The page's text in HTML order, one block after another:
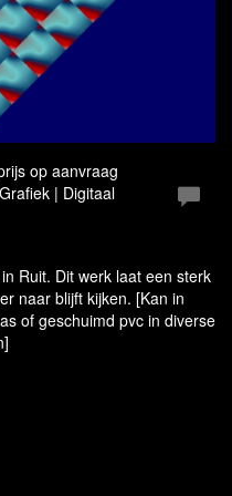
op aanvraag
| Digitaal
Ruit. Dit werk laat een sterk
naar blijft kijken. [Kan in
of geschuimd pvc in diverse